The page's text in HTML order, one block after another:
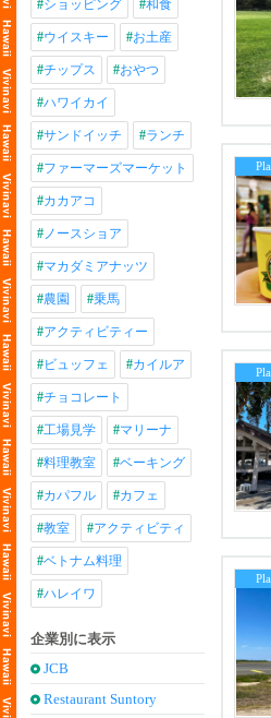
#ショッピング #和食
#ウイスキー #お土産
#チップス #おやつ
#ハワイカイ
#サンドイッチ #ランチ
#ファーマーズマーケット
#カカアコ
#ノースショア
#マカダミアナッツ
#農園 #乗馬
#アクティビティー
#ビュッフェ #カイルア
#チョコレート
#工場見学 #マリーナ
#料理教室 #ベーキング
#カパフル #カフェ
#教室 #アクティビティ
#ベトナム料理
#ハレイワ
企業別に表示
JCB
Restaurant Suntory